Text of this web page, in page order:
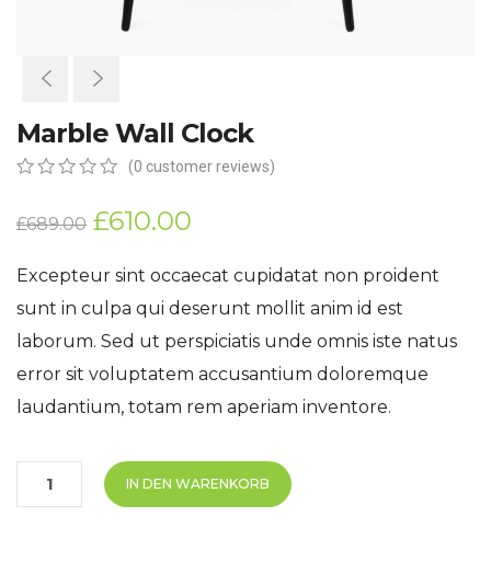
Marble Wall Clock
of
on
customer
ratings
(0 customer reviews)
£689.00 £610.00
Excepteur sint occaecat cupidatat non proident
sunt in culpa qui deserunt mollit anim id est
laborum. Sed ut perspiciatis unde omnis iste natus
error sit voluptatem accusantium doloremque
laudantium, totam rem aperiam inventore.
IN DEN WARENKORB